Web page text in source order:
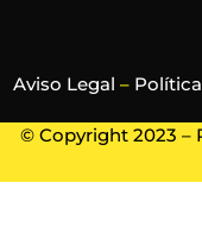
Aviso Legal –
© Copyright 2023 –